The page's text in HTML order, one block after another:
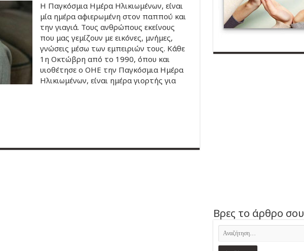
Η Παγκόσμια Ημέρα Ηλικιωμένων, είναι
μία ημέρα αφιερωμένη στον παππού και
την γιαγιά. Τους ανθρώπους εκείνους
που μας γεμίζουν με εικόνες, μνήμες,
γνώσεις μέσω των εμπειριών τους. Κάθε
1η Οκτώβρη από το 1990, όπου και
υιοθέτησε ο ΟΗΕ την Παγκόσμια Ημέρα
Ηλικιωμένων, είναι ημέρα γιορτής για
Βρες το άρθρο σου